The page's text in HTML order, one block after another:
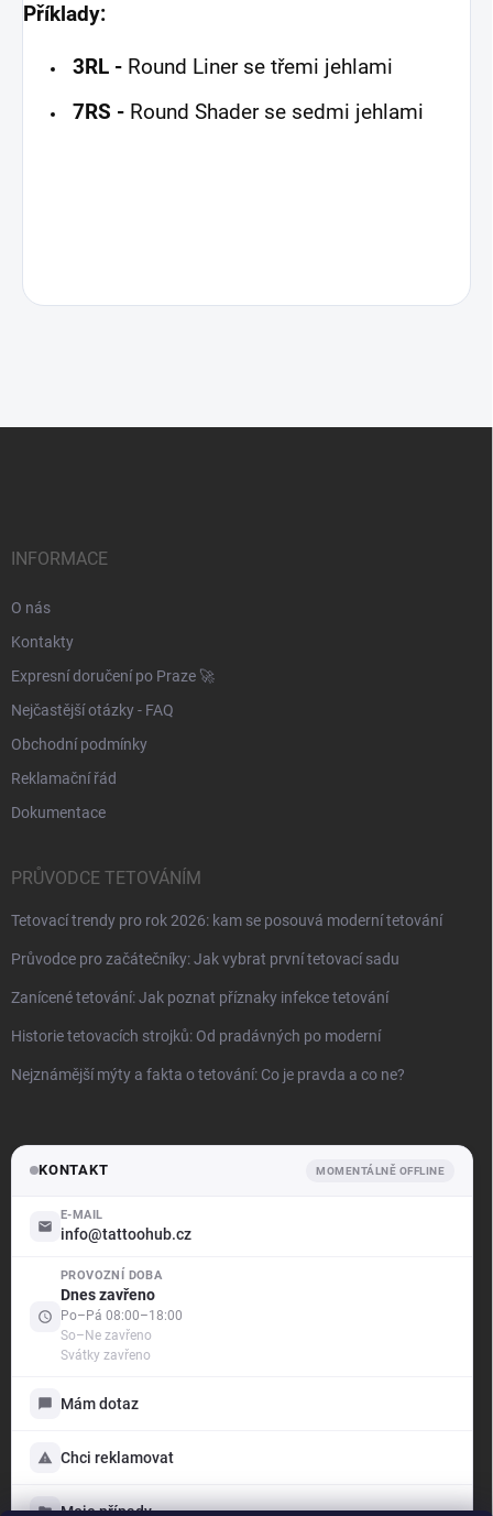
Příklady:
3RL - Round Liner se třemi jehlami
7RS - Round Shader se sedmi jehlami
INFORMACE
O nás
Kontakty
Expresní doručení po Praze 🚀
Nejčastější otázky - FAQ
Obchodní podmínky
Reklamační řád
Dokumentace
PRŮVODCE TETOVÁNÍM
Tetovací trendy pro rok 2026: kam se posouvá moderní tetování
Průvodce pro začátečníky: Jak vybrat první tetovací sadu
Zanícené tetování: Jak poznat příznaky infekce tetování
Historie tetovacích strojků: Od pradávných po moderní
Nejznámější mýty a fakta o tetování: Co je pravda a co ne?
KONTAKT MOMENTÁLNĚ OFFLINE
E-MAIL
info@tattoohub.cz
PROVOZNÍ DOBA
Dnes zavřeno
Po–Pá 08:00–18:00
So–Ne zavřeno
Svátky zavřeno
Mám dotaz
Chci reklamovat
Moje případy
Offline — odpovíme brzy
vyřídíme reklamaci a ukážeme vám stav vašich případů.